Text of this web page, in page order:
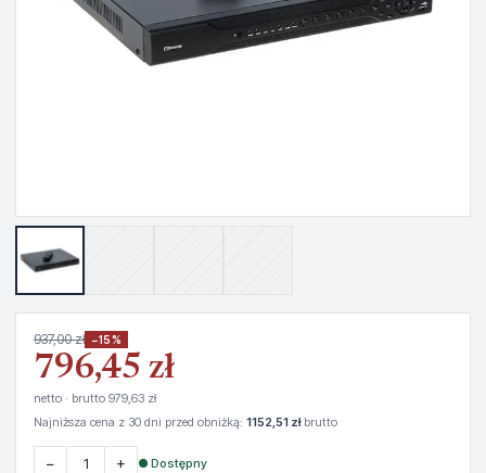
937,00 zł −15%
796,45 zł
netto · brutto 979,63 zł
Najniższa cena z 30 dni przed obniżką: 1152,51 złbrutto
− + ● Dostępny